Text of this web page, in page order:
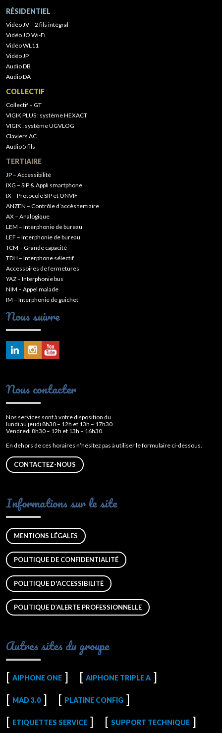
RÉSIDENTIEL
Vidéo JV – 2 fils intégral
Vidéo JO Wi-Fi
Vidéo WL11
Vidéo JP
Audio DB
Audio DA
COLLECTIF
Collectif – GT
VIGIK PLUS : système HEXACT
VIGIK : système UGVLOG
Claviers AC
Audio 5 fils
TERTIAIRE
JP – Accessibilité
IXG – SIP & Appli smartphone
IX – Protocole SIP et ONVIF
ANZEN – Contrôle d’accès tertiaire
AX – Analogique
LEM – Interphonie de bureau
LEF – Interphonie de bureau
TCM – Grande capacité
TDH – Interphone sélectif
Accessoires de fermetures
YAZ – Interphonie bus
NIM – Appel malade
IM – Interphonie de guichet
Nous suivre
Nous contacter
Nos services sont à votre disposition du
lundi au jeudi 8h30 – 12h et 13h – 17h30.
Vendredi 8h30 – 12h et 13h – 16h30.
En dehors de ces horaires n’hésitez pas à utiliser le formulaire ci-dessous.
CONTACTEZ-NOUS
Informations sur le site
MENTIONS LÉGALES
POLITIQUE DE CONFIDENTIALITÉ
POLITIQUE D'ACCESSIBILITÉ
POLITIQUE D’ALERTE PROFESSIONNELLE
Autres sites du groupe
AIPHONE ONE AIPHONE TRIPLE A
MAD 3.0 PLATINE CONFIG
ETIQUETTES SERVICE SUPPORT TECHNIQUE